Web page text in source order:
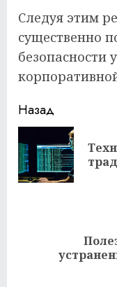
Следуя этим
существенно
безопасности
чтение
Назад
Следующая
запись: